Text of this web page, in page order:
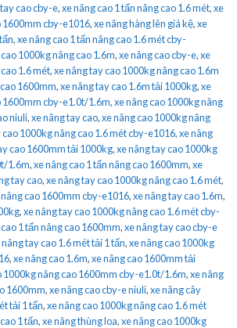
cao cby-e,xe nâng cao 1 tấn nâng cao 1.6 mét,xe
1600mm cby-e1016,xe nâng hàng lên giá kệ,xe
,xe nâng cao 1 tấn nâng cao 1.6 mét cby-
1000kg nâng cao 1.6m,xe nâng cao cby-e,xe
1.6 mét,xe nâng tay cao 1000kg nâng cao 1.6m
1600mm,xe nâng tay cao 1.6m tải 1000kg,xe
1600mm cby-e1.0t/1.6m,xe nâng cao 1000kg nâng
niuli,xe nâng tay cao,xe nâng cao 1000kg nâng
cao 1000kg nâng cao 1.6 mét cby-e1016,xe nâng
cao 1600mm tải 1000kg,xe nâng tay cao 1000kg
1.6m,xe nâng cao 1 tấn nâng cao 1600mm,xe
tay cao,xe nâng tay cao 1000kg nâng cao 1.6 mét,
cao 1600mm cby-e1016,xe nâng tay cao 1.6m,
,xe nâng tay cao 1000kg nâng cao 1.6 mét cby-
1 tấn nâng cao 1600mm,xe nâng tay cao cby-e
nâng tay cao 1.6 mét tải 1 tấn,xe nâng cao 1000kg
,xe nâng cao 1.6m,xe nâng cao 1600mm tải
1000kg nâng cao 1600mm cby-e1.0t/1.6m,xe nâng
1600mm,xe nâng cao cby-e niuli,xe nâng cây
tải 1 tấn,xe nâng cao 1000kg nâng cao 1.6 mét
1 tấn,xe nâng thùng loa,xe nâng cao 1000kg